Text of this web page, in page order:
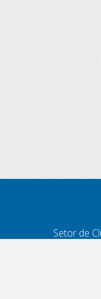
Setor de